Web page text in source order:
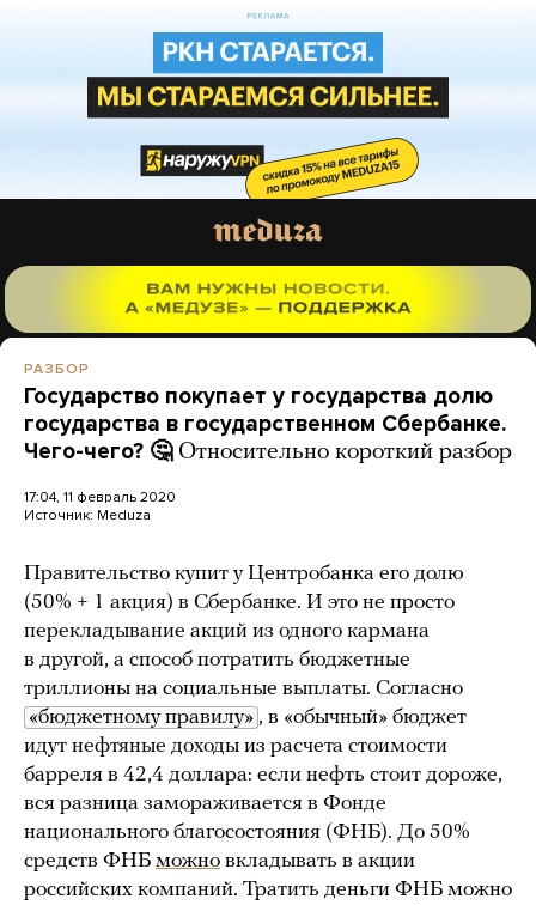
РАЗБОР
Государство покупает у государства долю
государства в государственном Сбербанке.
Чего-чего? 🤔Относительно короткий разбор
17:04, 11 февраль 2020
Источник: Meduza
Правительство купит у Центробанка его долю
(50% + 1 акция) в Сбербанке. И это не просто
перекладывание акций из одного кармана
в другой, а способ потратить бюджетные
триллионы на социальные выплаты. Согласно
«бюджетному правилу» , в «обычный» бюджет
идут нефтяные доходы из расчета стоимости
барреля в 42,4 доллара: если нефть стоит дороже,
вся разница замораживается в Фонде
национального благосостояния (ФНБ). До 50%
средств ФНБ можно вкладывать в акции
российских компаний. Тратить деньги ФНБ можно